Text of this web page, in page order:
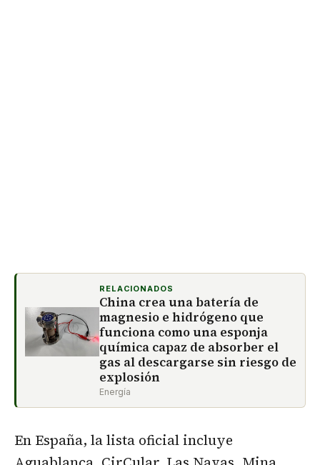
RELACIONADOS
China crea una batería de
magnesio e hidrógeno que
funciona como una esponja
química capaz de absorber el
gas al descargarse sin riesgo de
explosión
Energía
En España, la lista oficial incluye